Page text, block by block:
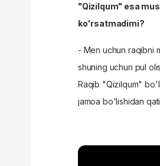
"Qizilqum" esa
ko'rsatmadimi?
- Men uchun raqibni
shuning uchun pul
Raqib "Qizilqum"
jamoa bo'lishidan